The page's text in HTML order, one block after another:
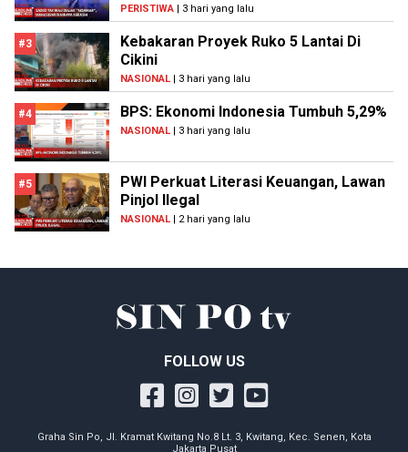
PERISTIWA | 3 hari yang lalu
#3
Kebakaran Proyek Ruko 5 Lantai Di
Cikini
NASIONAL | 3 hari yang lalu
#4 BPS: Ekonomi Indonesia Tumbuh 5,29%
NASIONAL | 3 hari yang lalu
#5
PWI Perkuat Literasi Keuangan, Lawan
Pinjol Ilegal
NASIONAL | 2 hari yang lalu
FOLLOW US
Graha Sin Po, Jl. Kramat Kwitang No.8 Lt. 3, Kwitang, Kec. Senen, Kota
Jakarta Pusat